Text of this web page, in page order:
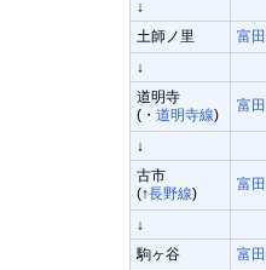
↓
土師ノ里
富
↓
道明寺
(・ 道明寺線)
富
↓
古市
(↑長野線)
富
↓
駒ヶ谷
富